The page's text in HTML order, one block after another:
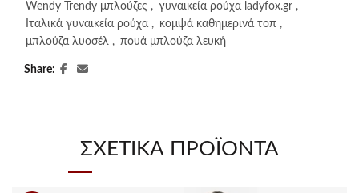
Wendy Trendy μπλούζες , γυναικεία ρούχα ladyfox.gr ,
Ιταλικά γυναικεία ρούχα , κομψά καθημερινά τοπ ,
μπλούζα λυοσέλ , πουά μπλούζα λευκή
Share
ΣΧΕΤΙΚΆ ΠΡΟΪΌΝΤΑ